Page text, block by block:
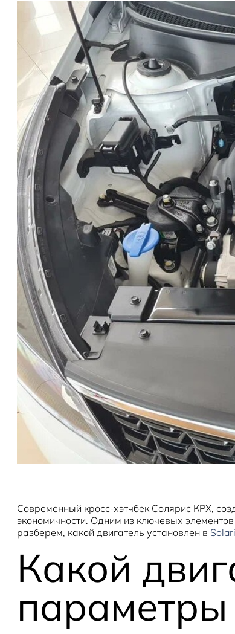
Современный кросс-хэтчбек Солярис КРХ,
экономичности. Одним из ключевых элементов
разберем, какой двигатель установлен в
Какой
параметры